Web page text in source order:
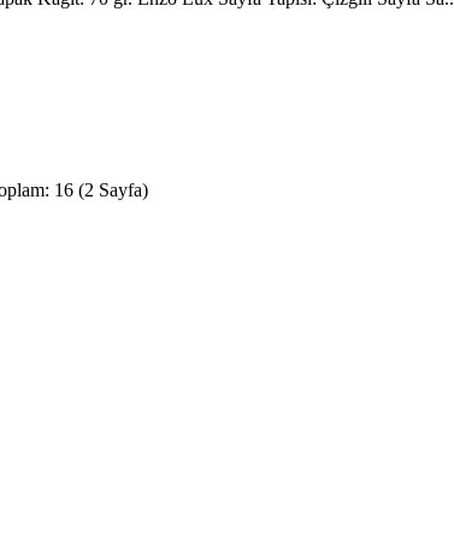
16 (2 Sayfa)